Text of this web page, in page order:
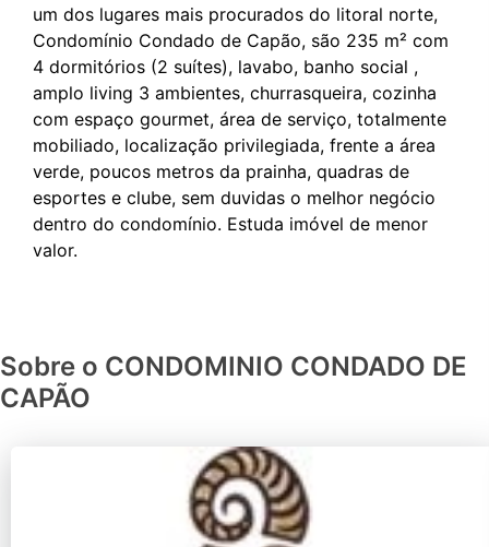
um dos lugares mais procurados do litoral norte,
Condomínio Condado de Capão, são 235 m² com
4 dormitórios (2 suítes), lavabo, banho social ,
amplo living 3 ambientes, churrasqueira, cozinha
com espaço gourmet, área de serviço, totalmente
mobiliado, localização privilegiada, frente a área
verde, poucos metros da prainha, quadras de
esportes e clube, sem duvidas o melhor negócio
dentro do condomínio. Estuda imóvel de menor
Sobre o CONDOMINIO CONDADO DE
CAPÃO